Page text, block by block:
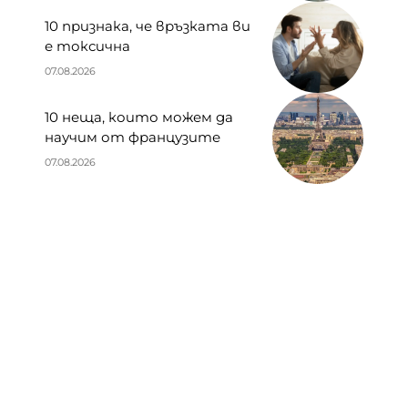
10 признака, че връзката ви
е токсична
07.08.2026
10 неща, които можем да
научим от французите
07.08.2026